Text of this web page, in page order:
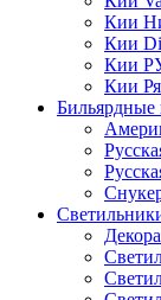
Кии
Кии
Кии
Кии